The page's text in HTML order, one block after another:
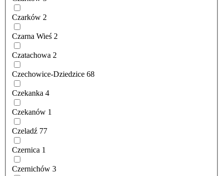
Czarków 2
Czarna Wieś 2
Czatachowa 2
Czechowice-Dziedzice 68
Czekanka 4
Czekanów 1
Czeladź 77
Czernica 1
Czernichów 3